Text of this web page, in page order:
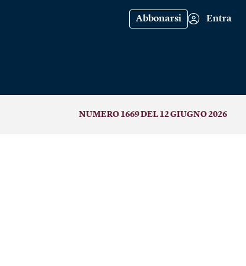
Abbonarsi Entra
NUMERO 1669 DEL 12 GIUGNO 2026